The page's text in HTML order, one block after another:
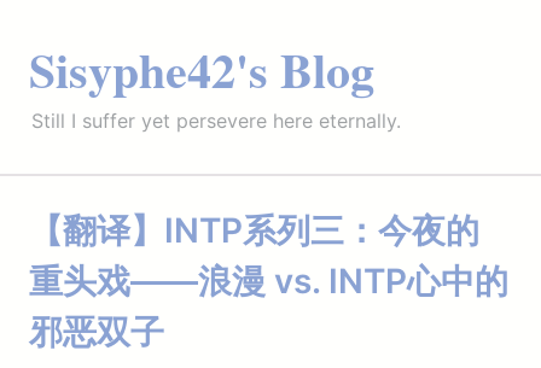
Sisyphe42's Blog
Still I suffer yet persevere here eternally.
【翻译】INTP系列三：今夜的
重头戏——浪漫 vs. INTP心中的
邪恶双子